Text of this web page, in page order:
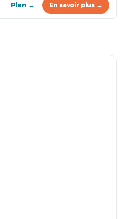
Plan → En savoir plus →